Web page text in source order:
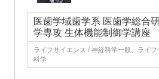
医歯学域歯学系 医歯学総合
学専攻 生体機能制御学講座
ライフサイエンス / 神経科学一般、ライ
科学